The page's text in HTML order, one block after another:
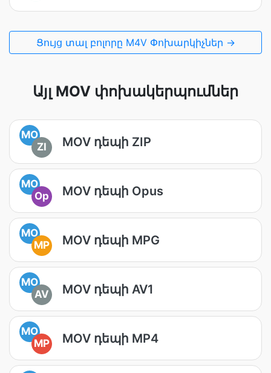
Ցույց տալ բոլորը M4V Փոխարկիչներ →
Այլ MOV փոխակերպումներ
MO
ZI
MOV դեպի ZIP
MO
Op
MOV դեպի Opus
MO
MP
MOV դեպի MPG
MO
AV
MOV դեպի AV1
MO
MP
MOV դեպի MP4